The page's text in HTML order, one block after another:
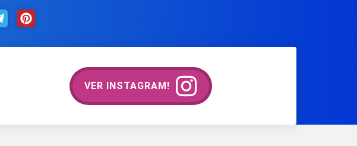
VER INSTAGRAM!